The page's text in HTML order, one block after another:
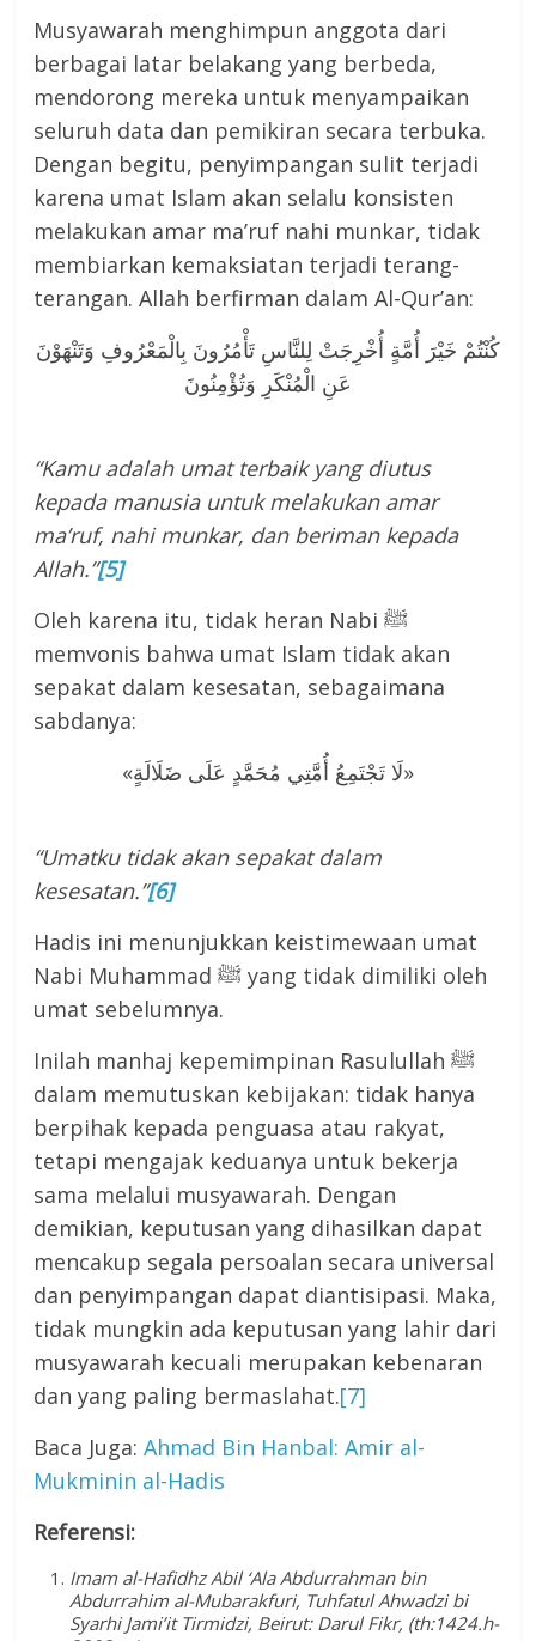
Musyawarah menghimpun anggota dari
berbagai latar belakang yang berbeda,
mendorong mereka untuk menyampaikan
seluruh data dan pemikiran secara terbuka.
Dengan begitu, penyimpangan sulit terjadi
karena umat Islam akan selalu konsisten
melakukan amar ma’ruf nahi munkar, tidak
membiarkan kemaksiatan terjadi terang-
terangan. Allah berfirman dalam Al-Qur’an:
كُنْتُمْ خَيْرَ أُمَّةٍ أُخْرِجَتْ لِلنَّاسِ تَأْمُرُونَ بِالْمَعْرُوفِ وَتَنْهَوْنَ
عَنِ الْمُنْكَرِ وَتُؤْمِنُونَ
“Kamu adalah umat terbaik yang diutus
kepada manusia untuk melakukan amar
ma’ruf, nahi munkar, dan beriman kepada
Allah.”[5]
Oleh karena itu, tidak heran Nabi ﷺ
memvonis bahwa umat Islam tidak akan
sepakat dalam kesesatan, sebagaimana
sabdanya:
«لَا تَجْتَمِعُ أُمَّتِي مُحَمَّدٍ عَلَى ضَلَالَةٍ»
“Umatku tidak akan sepakat dalam
kesesatan.”[6]
Hadis ini menunjukkan keistimewaan umat
Nabi Muhammad ﷺ yang tidak dimiliki oleh
umat sebelumnya.
Inilah manhaj kepemimpinan Rasulullah ﷺ
dalam memutuskan kebijakan: tidak hanya
berpihak kepada penguasa atau rakyat,
tetapi mengajak keduanya untuk bekerja
sama melalui musyawarah. Dengan
demikian, keputusan yang dihasilkan dapat
mencakup segala persoalan secara universal
dan penyimpangan dapat diantisipasi. Maka,
tidak mungkin ada keputusan yang lahir dari
musyawarah kecuali merupakan kebenaran
dan yang paling bermaslahat.[7]
Baca Juga:Ahmad Bin Hanbal: Amir al-
Mukminin al-Hadis
Referensi:
Imam al-Hafidhz Abil ‘Ala Abdurrahman bin
Abdurrahim al-Mubarakfuri, Tuhfatul Ahwadzi bi
Syarhi Jami’it Tirmidzi, Beirut: Darul Fikr, (th:1424.h-